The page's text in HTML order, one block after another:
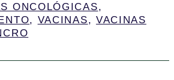
ONCOLÓGICAS,
, VACINAS, VACINAS